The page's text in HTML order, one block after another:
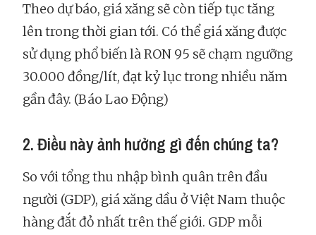
Theo dự báo, giá xăng sẽ còn tiếp tục tăng
lên trong thời gian tới. Có thể giá xăng được
sử dụng phổ biến là RON 95 sẽ chạm ngưỡng
30.000 đồng/lít, đạt kỷ lục trong nhiều năm
gần đây. (Báo Lao Động)
2. Điều này ảnh hưởng gì đến chúng ta?
So với tổng thu nhập bình quân trên đầu
người (GDP), giá xăng dầu ở Việt Nam thuộc
hàng đắt đỏ nhất trên thế giới. GDP mỗi